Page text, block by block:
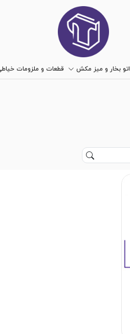
اتو بخار و میز مکش قطعات و ملزومات